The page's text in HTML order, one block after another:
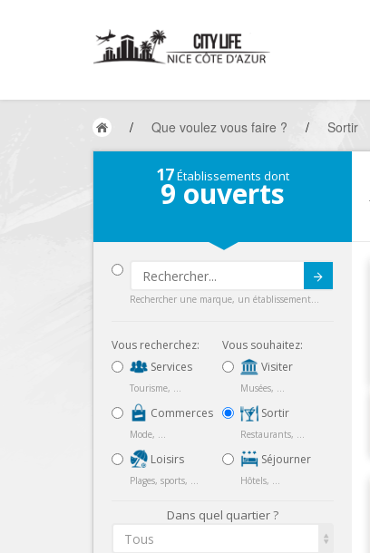
/ Que voulez vous faire ? / Sortir
17Établissements dont
9 ouverts
Rechercher une marque, un établissement...
Vous recherchez:
Services
Tourisme, ...
Commerces
Mode, ...
Loisirs
Plages, sports, ...
Vous souhaitez:
Visiter
Musées, ...
Sortir
Restaurants, ...
Séjourner
Hôtels, ...
Dans quel quartier ?
Tous